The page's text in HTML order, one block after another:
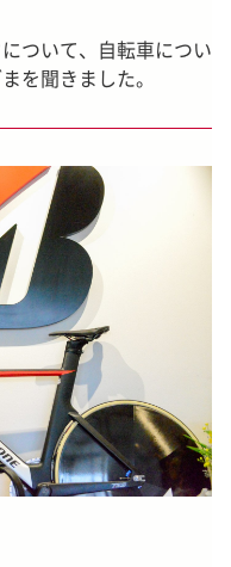
ついて、自転車につい
を聞きました。